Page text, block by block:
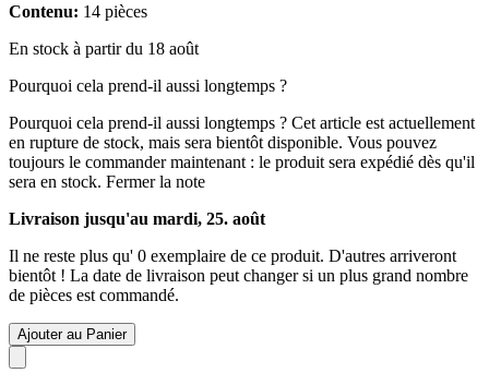
Contenu: 14 pièces
En stock à partir du 18 août
Pourquoi cela prend-il aussi longtemps ?
Pourquoi cela prend-il aussi longtemps ? Cet article est actuellement
en rupture de stock, mais sera bientôt disponible. Vous pouvez
toujours le commander maintenant : le produit sera expédié dès qu'il
sera en stock. Fermer la note
Livraison jusqu'au mardi, 25. août
Il ne reste plus qu' 0 exemplaire de ce produit. D'autres arriveront
bientôt ! La date de livraison peut changer si un plus grand nombre
de pièces est commandé.
Ajouter au Panier